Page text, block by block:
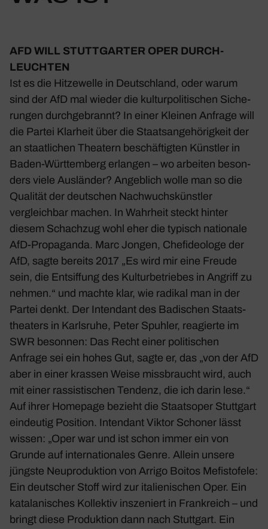
AFD WILL STUTT­GARTER OPER DURCH­
LEUCHTEN
Ist es die Hitze­welle in Deutsch­land, oder warum
sind der AfD mal wieder die kultur­po­li­ti­schen Siche­
rungen durch­ge­brannt? In einer Kleinen Anfrage will
die Partei Klar­heit über die Staats­an­ge­hö­rig­keit der
an staat­li­chen Thea­tern beschäf­tigten Künstler in
Baden-Würt­tem­berg erlangen – wo arbeiten beson­
ders viele Ausländer? Angeb­lich wolle man so die
Qualität der deut­schen Nach­wuchs­künstler
vergleichbar machen. In Wahr­heit steckt hinter
diesem Schachzug wohl eher die typisch natio­nale
AfD-Propa­ganda. Marc Jongen, Chef­ideo­loge der
AfD, sagte bereits 2017 „Es wird mir eine Freude
sein, die Entsiffung des Kultur­be­triebes in Angriff zu
nehmen.“ und machte klar, wie radikal man in der
Partei denkt. Der Inten­dant des Badi­schen Staats­
thea­ters in Karls­ruhe, Peter Spuhler, reagierte im
SWR besonnen: Das Recht einer poli­ti­schen
Anfrage sei ein hohes Gut, sagte er, das „von der AfD
aber in einer krassen Weise miss­braucht wird, auch
mit einer rassis­ti­schen Tendenz, die ich darin lese.“
Auf ihrer Home­page bezieht die Staats­oper Stutt­gart
eindeutig Posi­tion. Inten­dant Viktor Schoner lässt
wissen: „Oper war und ist schon immer ein von
Grunde auf inter­na­tio­nales Genre. Allein unsere
jüngste Neupro­duk­tion von Arrigo Boitos Mefi­sto­fele:
Ein deut­scher Stoff wird zur italie­ni­schen Oper. Ein
kata­la­ni­sches Kollektiv insze­niert in Frank­reich – und
bringt diese Produk­tion dann nach Stutt­gart. Ein